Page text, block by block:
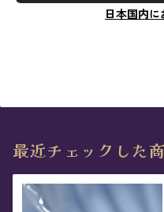
日本国内
最近チェックした